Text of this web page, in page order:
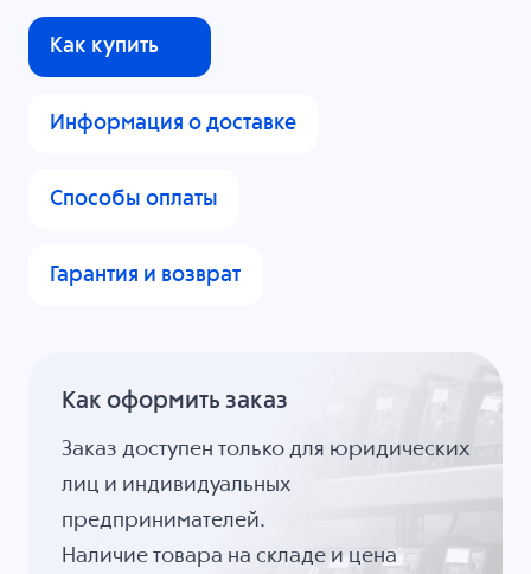
Как купить
Информация о доставке
Способы оплаты
Гарантия и возврат
Как оформить заказ
Заказ доступен только для юридических
лиц и индивидуальных
предпринимателей.
Наличие товара на складе и цена